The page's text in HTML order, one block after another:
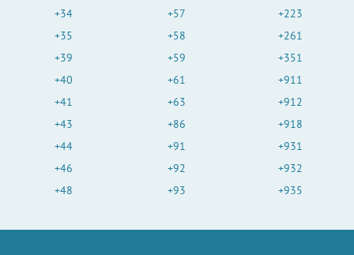
+34
+35
+39
+40
+41
+43
+44
+46
+48
+57
+58
+59
+61
+63
+86
+91
+92
+93
+223
+261
+351
+911
+912
+918
+931
+932
+935